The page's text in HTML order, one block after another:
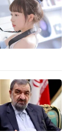
办关于保
并举行专
湖北的生